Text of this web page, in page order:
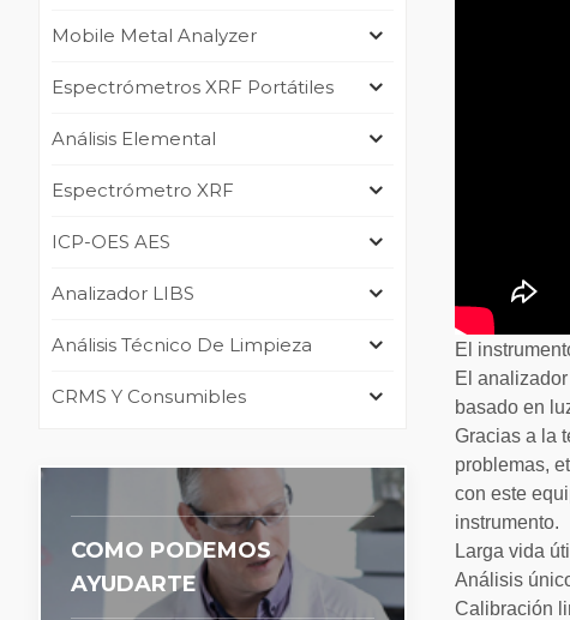
Mobile Metal Analyzer
Espectrómetros XRF Portátiles
Análisis Elemental
Espectrómetro XRF
ICP-OES AES
Analizador LIBS
Análisis Técnico De Limpieza
CRMS Y Consumibles
COMO PODEMOS
AYUDARTE
El
El
basado en
Gracias a la
problemas,
con este
instrumento.
Larga vida
Análisis
Calibración